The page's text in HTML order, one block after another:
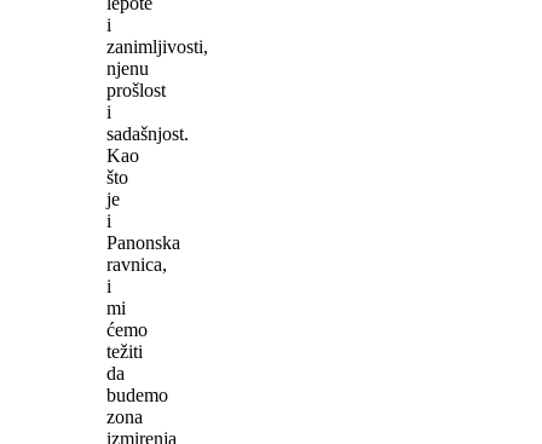
i
zanimljivosti,
njenu
prošlost
i
sadašnjost.
Kao
što
je
i
Panonska
ravnica,
i
mi
ćemo
težiti
da
budemo
zona
izmirenja